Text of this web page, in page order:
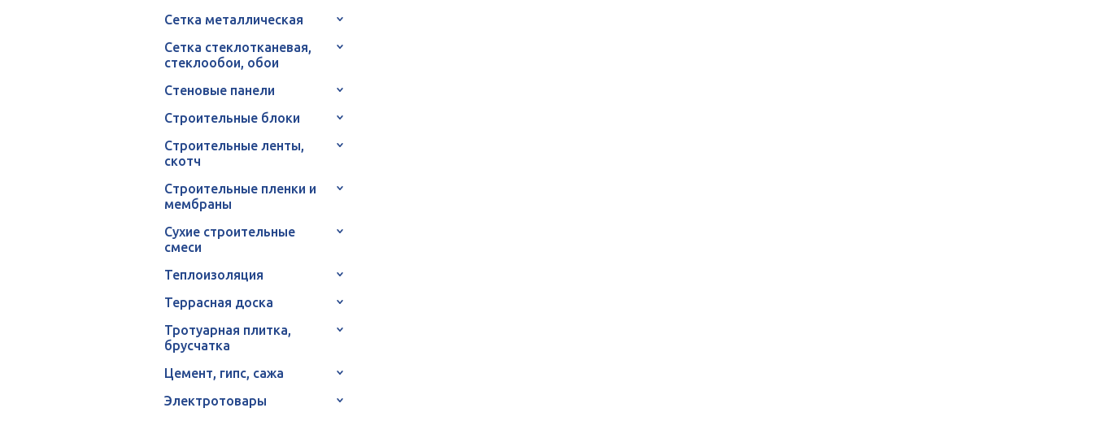
Сетка металлическая
Сетка стеклотканевая,
стеклообои, обои
Стеновые панели
Строительные блоки
Строительные ленты,
скотч
Строительные пленки и
мембраны
Сухие строительные
смеси
Теплоизоляция
Террасная доска
Тротуарная плитка,
брусчатка
Цемент, гипс, сажа
Электротовары